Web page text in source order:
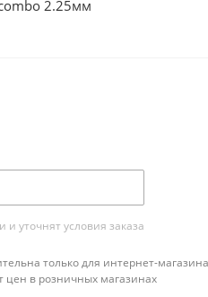
2.25мм
уточнят условия заказа
только для интернет-
цен в розничных магазинах